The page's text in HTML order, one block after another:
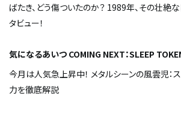
ばたき、どう傷ついたのか？ 1989年、その壮絶
タビュー！
気になるあいつ COMING NEXT：SLEEP
今月は人気急上昇中！ メタルシーンの風雲児：
力を徹底解説